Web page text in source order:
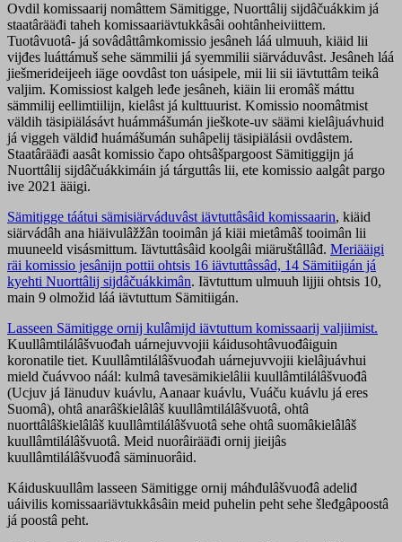
Ovdil komissaarij nomâttem Sämitigge, Nuorttâlij sijdâčuákkim já
staatârääđi taheh komissaariävtukkâsâi oohtânheiviittem.
Tuotâvuotâ- já sovâdâttâmkomissio jesâneh láá ulmuuh, kiäid lii
vijđes luáttámuš sehe sämmilii já syemmilii siärváduvâst. Jesâneh láá
jiešmerideijeeh iäge oovdâst ton uásipele, mii lii sii iävtuttâm teikâ
valjim. Komissiost kalgeh leđe jesâneh, kiäin lii eromâš máttu
sämmilij eellimtiilijn, kielâst já kulttuurist. Komissio noomâtmist
väldih täsipiälásávt huámmášumán jieškote-uv säämi kielâjuávhuid
já viggeh väldiđ huámášumán suhâpelij täsipiälásii ovdâstem.
Staatârääđi aasât komissio čapo ohtsâšpargoost Sämitiggijn já
Nuorttâlij sijdâčuákkimáin já tárguttâs lii, ete komissio aalgât pargo
ive 2021 ääigi.
Sämitigge táátui sämisiärváduvâst iävtuttâsâid komissaarin, kiäid
siärvádâh ana hiäivulâžžân tooimân já kiäi mietâmâš tooimân lii
muuneeld visásmittum. Iävtuttâsâid koolgâi miäruštâllâđ. Meriääigi
räi komissio jesânijn pottii ohtsis 16 iävtuttâssâd, 14 Sämitiigán já
kyehti Nuorttâlij sijdâčuákkimân. Iävtuttum ulmuuh lijjii ohtsis 10,
main 9 olmožid láá iävtuttum Sämitiigán.
Lasseen Sämitigge ornij kulâmijd iävtuttum komissaarij valjiimist.
Kuullâmtilálâšvuođah uárnejuvvojii káidusohtâvuođâiguin
koronatile tiet. Kuullâmtilálâšvuođah uárnejuvvojii kielâjuávhui
mield čuávvoo náál: kulmâ tavesämikielâlii kuullâmtilálâšvuođâ
(Ucjuv já Iänuduv kuávlu, Aanaar kuávlu, Vuáču kuávlu já eres
Suomâ), ohtâ anarâškielâlâš kuullâmtilálâšvuotâ, ohtâ
nuorttâlâškielâlâš kuullâmtilálâšvuotâ sehe ohtâ suomâkielâlâš
kuullâmtilálâšvuotâ. Meid nuorâirääđi ornij jieijâs
kuullâmtilálâšvuođâ säminuorâid.
Káiduskuullâm lasseen Sämitigge ornij máhđulâšvuođâ adeliđ
uáivilis komissaariävtukkâsâin meid puhelin peht sehe šleđgâpoostâ
já poostâ peht.